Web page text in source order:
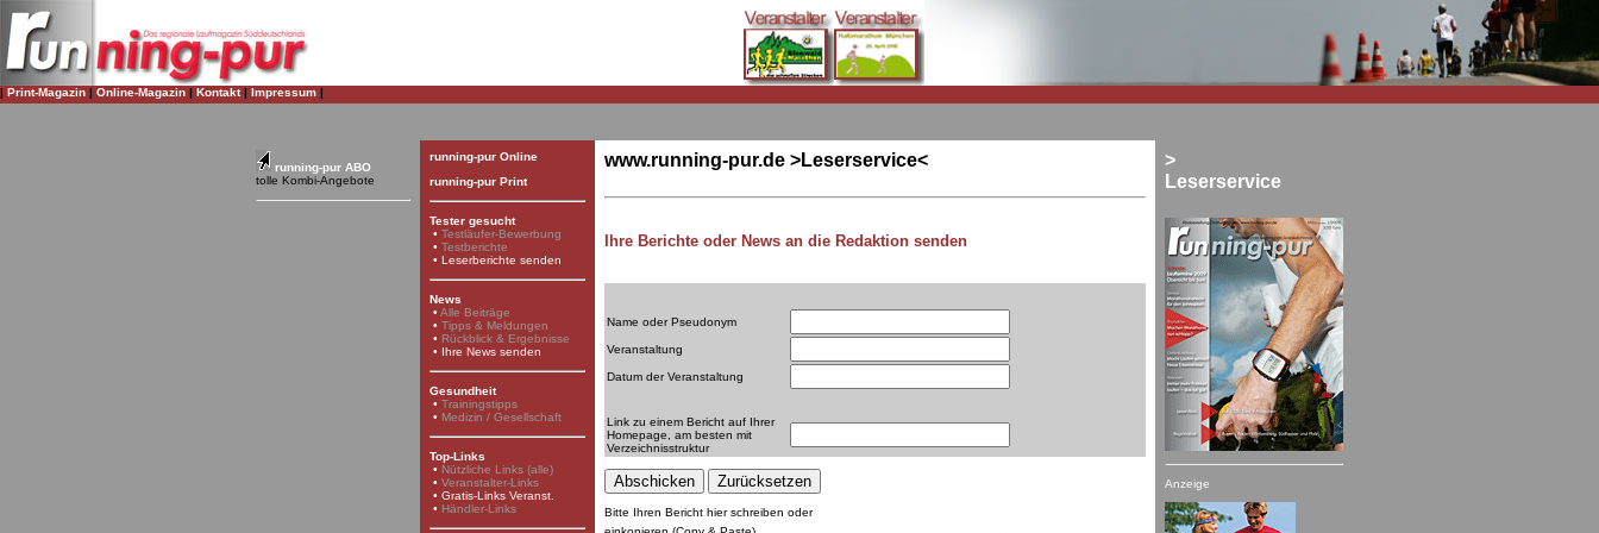
| Print-Magazin | Online-Magazin | Kontakt| Impressum |
running-pur ABO
tolle Kombi-Angebote
running-pur Online
running-pur Print
Tester gesucht
• Testläufer-Bewerbung
• Testberichte
• Leserberichte senden
News
• Alle Beiträge
• Tipps & Meldungen
• Rückblick & Ergebnisse
• Ihre News senden
Gesundheit
• Trainingstipps
• Medizin / Gesellschaft
Top-Links
• Nützliche Links (alle)
• Veranstalter-Links
• Gratis-Links Veranst.
• Händler-Links
www.running-pur.de >Leserservice<
Ihre Berichte oder News an die Redaktion senden
Name oder Pseudonym
Veranstaltung
Datum der Veranstaltung
Link zu einem Bericht auf Ihrer
Homepage, am besten mit
Verzeichnisstruktur
Bitte Ihren Bericht hier schreiben oder
>
Leserservice
Anzeige